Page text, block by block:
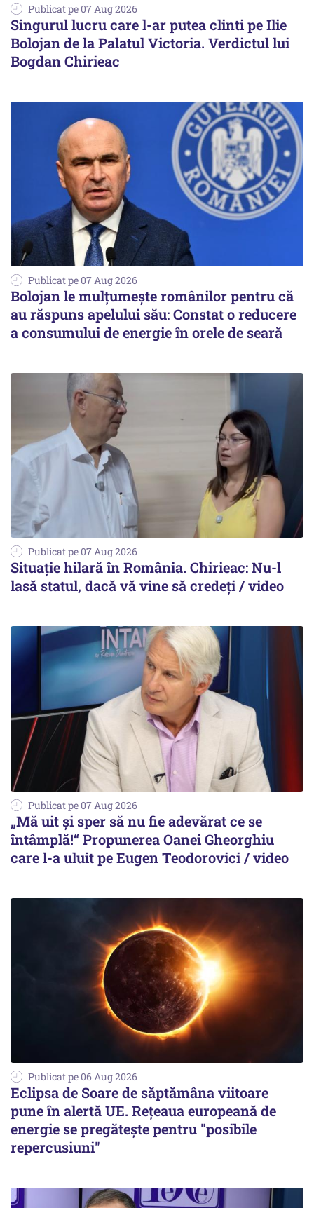
Publicat pe 07 Aug 2026
Singurul lucru care l-ar putea clinti pe Ilie
Bolojan de la Palatul Victoria. Verdictul lui
Bogdan Chirieac
Publicat pe 07 Aug 2026
Bolojan le mulțumește românilor pentru că
au răspuns apelului său: Constat o reducere
a consumului de energie în orele de seară
Publicat pe 07 Aug 2026
Situație hilară în România. Chirieac: Nu-l
lasă statul, dacă vă vine să credeți / video
Publicat pe 07 Aug 2026
„Mă uit și sper să nu fie adevărat ce se
întâmplă!“ Propunerea Oanei Gheorghiu
care l-a uluit pe Eugen Teodorovici / video
Publicat pe 06 Aug 2026
Eclipsa de Soare de săptămâna viitoare
pune în alertă UE. Rețeaua europeană de
energie se pregătește pentru "posibile
repercusiuni"